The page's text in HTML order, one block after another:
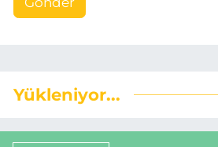
Yükleniyor...